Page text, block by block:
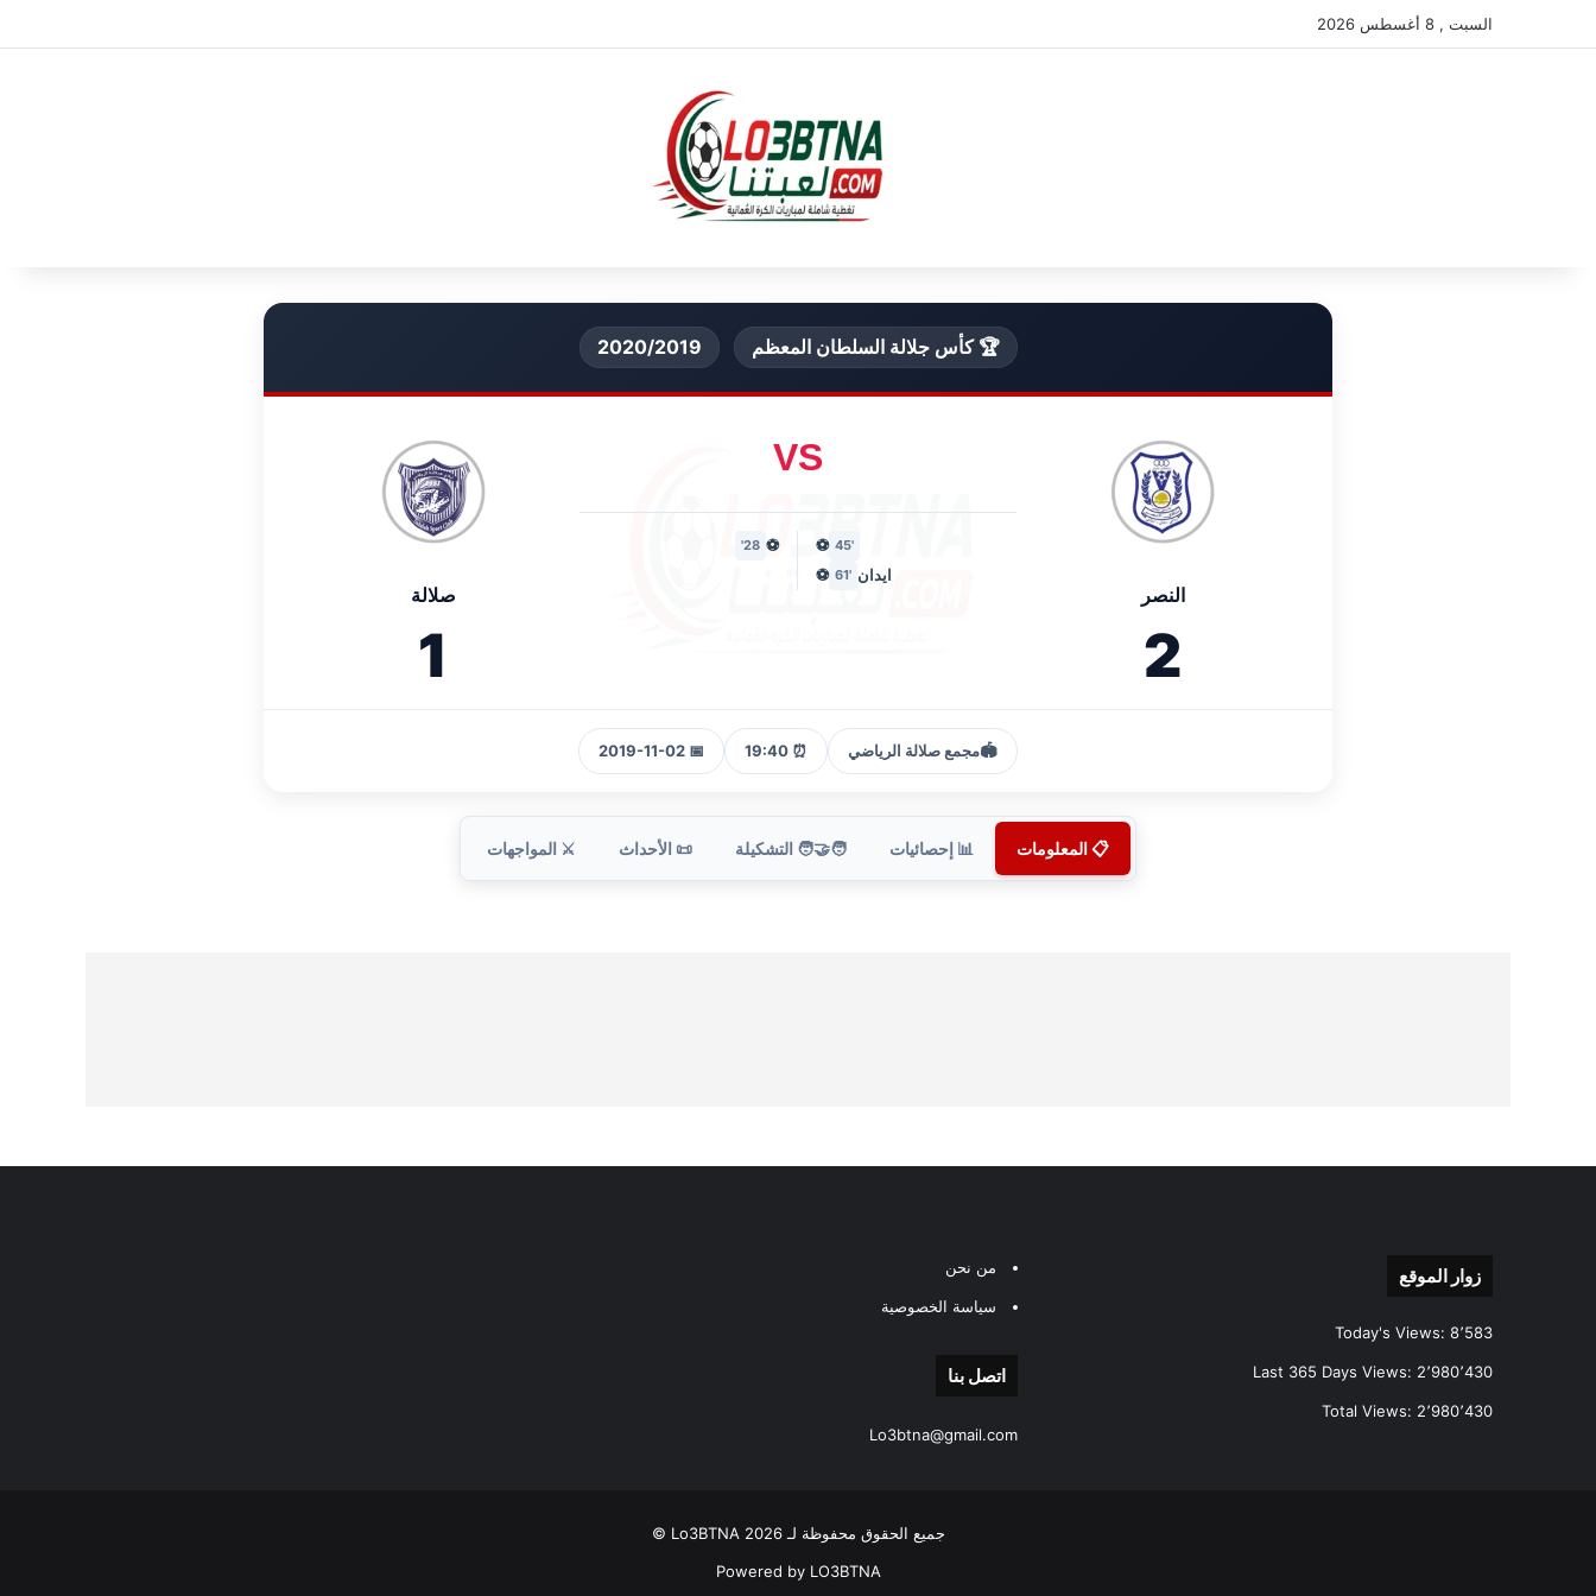
السبت , 8 أغسطس 2026
🏆 كأس جلالة السلطان المعظم 2020/2019
النصر
2
VS
'45
⚽
ايدان '61
⚽
⚽
28'
صلالة
1
🏟️مجمع صلالة الرياضي ⏰ 19:40
📅 2019-11-02
📋 المعلومات 📊 إحصائيات 🧑‍🤝‍🧑 التشكيلة 📜 الأحداث ⚔️ المواجهات
زوار الموقع
Today's Views: 8٬583
Last 365 Days Views: 2٬980٬430
Total Views: 2٬980٬430
من نحن
سياسة الخصوصية
اتصل بنا
Lo3btna@gmail.com
جميع الحقوق محفوظة لـ Lo3BTNA 2026 ©
Powered by LO3BTNA